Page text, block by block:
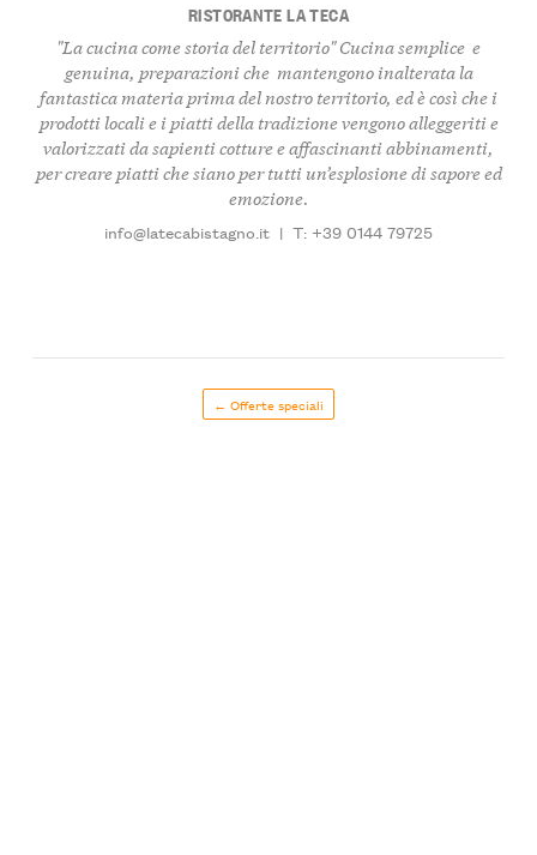
RISTORANTE LA TECA
"La cucina come storia del territorio" Cucina semplice e
genuina, preparazioni che mantengono inalterata la
fantastica materia prima del nostro territorio, ed è così che i
prodotti locali e i piatti della tradizione vengono alleggeriti e
valorizzati da sapienti cotture e affascinanti abbinamenti,
per creare piatti che siano per tutti un’esplosione di sapore ed
emozione.
info@latecabistagno.it | T: +39 0144 79725
← Offerte speciali